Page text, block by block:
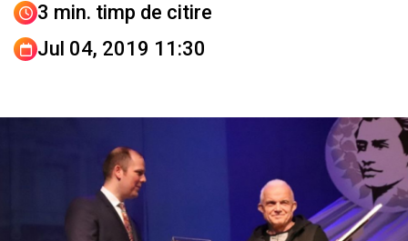
3 min. timp de citire
Jul 04, 2019 11:30